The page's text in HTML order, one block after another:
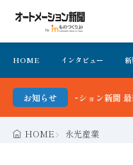
HOME インタビュー
お知らせ
ートメーション新聞 最新号＆
HOME 永光産業